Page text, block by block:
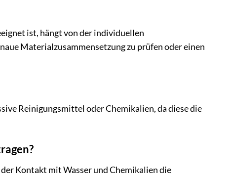
ist, hängt von der individuellen
Materialzusammensetzung zu prüfen oder einen
Reinigungsmittel oder Chemikalien, da diese die
Kontakt mit Wasser und Chemikalien die